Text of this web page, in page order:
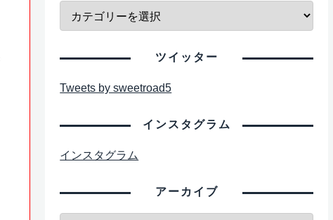
ツイッター
Tweets by sweetroad5
インスタグラム
インスタグラム
アーカイブ